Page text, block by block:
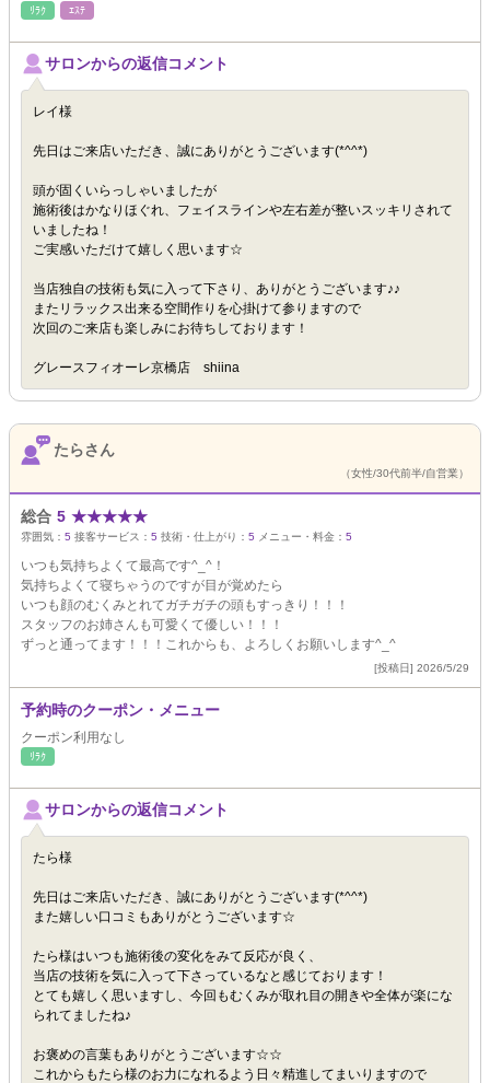
ﾘﾗｸ ｴｽﾃ
サロンからの返信コメント
レイ様
先日はご来店いただき、誠にありがとうございます(*^^*)
頭が固くいらっしゃいましたが
施術後はかなりほぐれ、フェイスラインや左右差が整いスッキリされて
いましたね！
ご実感いただけて嬉しく思います☆
当店独自の技術も気に入って下さり、ありがとうございます♪♪
またリラックス出来る空間作りを心掛けて参りますので
次回のご来店も楽しみにお待ちしております！
グレースフィオーレ京橋店 shiina
たらさん
（女性/30代前半/自営業）
総合 5 ★★★★★
雰囲気： 5 接客サービス： 5 技術・仕上がり： 5 メニュー・料金： 5
いつも気持ちよくて最高です^_^！
気持ちよくて寝ちゃうのですが目が覚めたら
いつも顔のむくみとれてガチガチの頭もすっきり！！！
スタッフのお姉さんも可愛くて優しい！！！
ずっと通ってます！！！これからも、よろしくお願いします^_^
[投稿日] 2026/5/29
予約時のクーポン・メニュー
クーポン利用なし
ﾘﾗｸ
サロンからの返信コメント
たら様
先日はご来店いただき、誠にありがとうございます(*^^*)
また嬉しい口コミもありがとうございます☆
たら様はいつも施術後の変化をみて反応が良く、
当店の技術を気に入って下さっているなと感じております！
とても嬉しく思いますし、今回もむくみが取れ目の開きや全体が楽にな
られてましたね♪
お褒めの言葉もありがとうございます☆☆
これからもたら様のお力になれるよう日々精進してまいりますので